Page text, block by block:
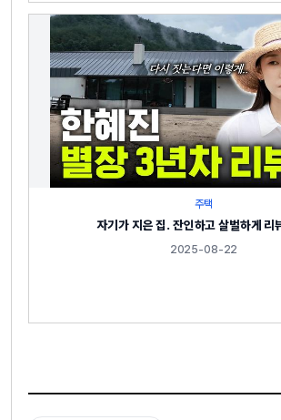
주택
자기가 지은 집. 잔인하고 살벌하게 리
2025-08-22